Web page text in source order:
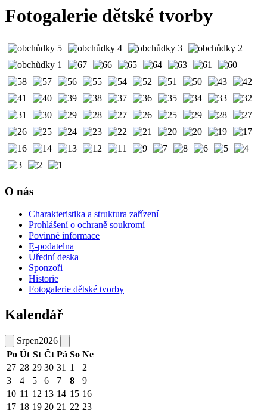
Fotogalerie dětské tvorby
O nás
Charakteristika a struktura zařízení
Prohlášení o ochraně soukromí
Povinné informace
E-podatelna
Úřední deska
Sponzoři
Historie
Fotogalerie dětské tvorby
Kalendář
Srpen2026
Po Út St Čt Pá So Ne
27 28 29 30 31 1
2
3
4 5 6 7 8
9
10 11 12 13 14 15 16
17 18 19 20 21 22 23